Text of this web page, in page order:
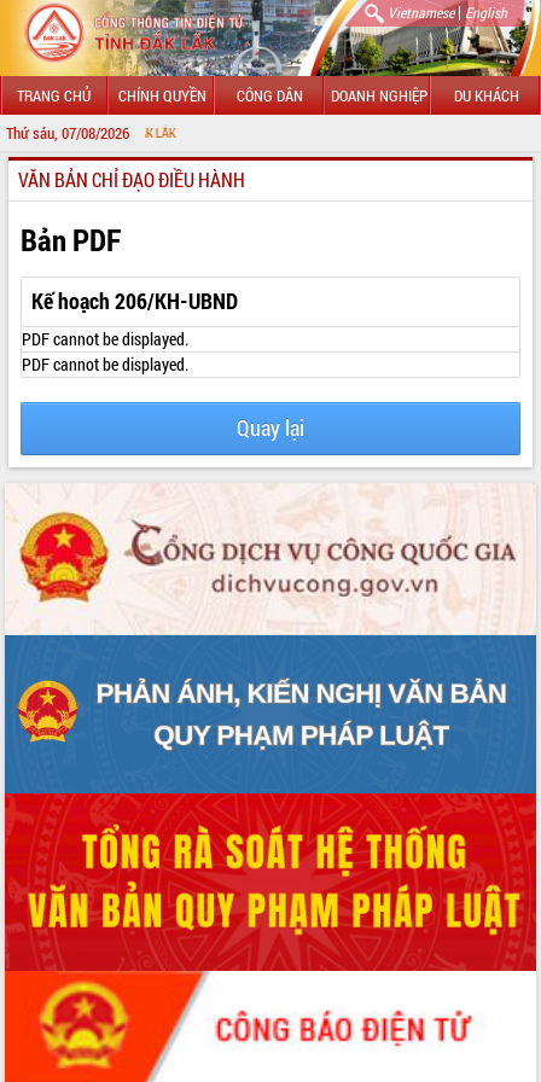
Vietnamese| English
TRANG CHỦ CHÍNH QUYỀN CÔNG DÂN DOANH NGHIỆP DU KHÁCH
Thứ sáu, 07/08/2026
GIỚI THIỆU
LÃNH ĐẠO UBND TỈNH
TIN TỨC SỰ KIỆN
SỞ, BAN, NGÀNH
UBND CÁC XÃ, PHƯỜNG
HỆ THỐNG VĂN BẢN
VĂN BẢN HĐND TỈNH
ĐIỂM TIN VĂN BẢN
QUY HOẠCH - KẾ HOẠCH
VĂN BẢN CHỈ ĐẠO ĐIỀU HÀNH
Bản PDF
Kế hoạch 206/KH-UBND
PDF cannot be displayed.
PDF cannot be displayed.
Quay lại